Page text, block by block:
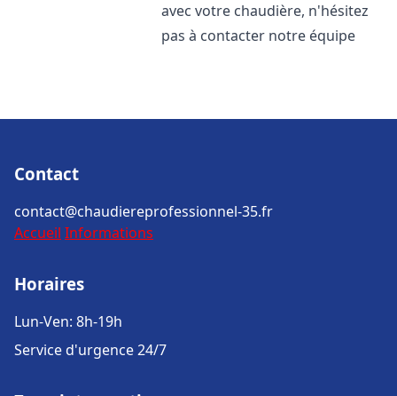
avec votre chaudière, n'hésitez
pas à contacter notre équipe
Contact
contact@chaudiereprofessionnel-35.fr
Accueil Informations
Horaires
Lun-Ven: 8h-19h
Service d'urgence 24/7